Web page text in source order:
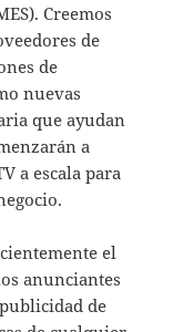
Creemos
de
de
nuevas
que ayudan
a
a escala para
el
anunciantes
de